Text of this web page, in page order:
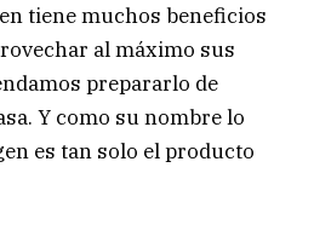
tiene muchos beneficios
al máximo sus
prepararlo de
Y como su nombre lo
es tan solo el producto